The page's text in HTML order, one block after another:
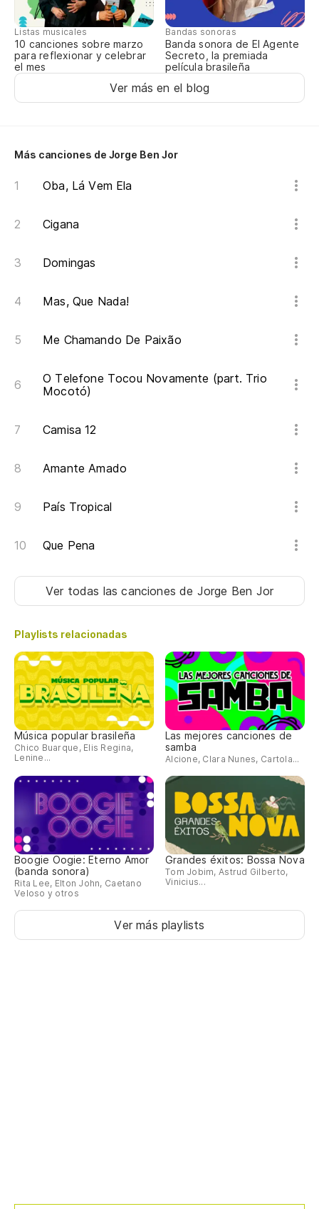
Listas musicales
10 canciones sobre marzo
para reflexionar y celebrar
el mes
Bandas sonoras
Banda sonora de El Agente
Secreto, la premiada
película brasileña
Ver más en el blog
Más canciones de Jorge Ben Jor
Oba, Lá Vem Ela
Cigana
Domingas
Mas, Que Nada!
Me Chamando De Paixão
O Telefone Tocou Novamente (part. Trio
Mocotó)
Camisa 12
Amante Amado
País Tropical
Que Pena
Ver todas las cancionesde Jorge Ben Jor
Playlists relacionadas
Música popular brasileña
Chico Buarque, Elis Regina,
Lenine...
Las mejores canciones de
samba
Alcione, Clara Nunes, Cartola...
Boogie Oogie: Eterno Amor
(banda sonora)
Rita Lee, Elton John, Caetano
Veloso y otros
Grandes éxitos: Bossa Nova
Tom Jobim, Astrud Gilberto,
Vinicius...
Ver más playlists